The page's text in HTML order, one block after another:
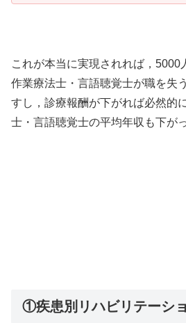
これが本当に実現されれば，5000
作業療法士・言語聴覚士が職を失
すし，診療報酬が下がれば必然的
士・言語聴覚士の平均年収も下が
①疾患別リハビリテーシ